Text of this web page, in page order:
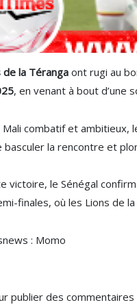
de la Téranga ont rugi au
, en venant à bout d’une
Mali combatif et
basculer la rencontre et
victoire, le Sénégal
finales, où les Lions de
: Momo
publier des commentaires